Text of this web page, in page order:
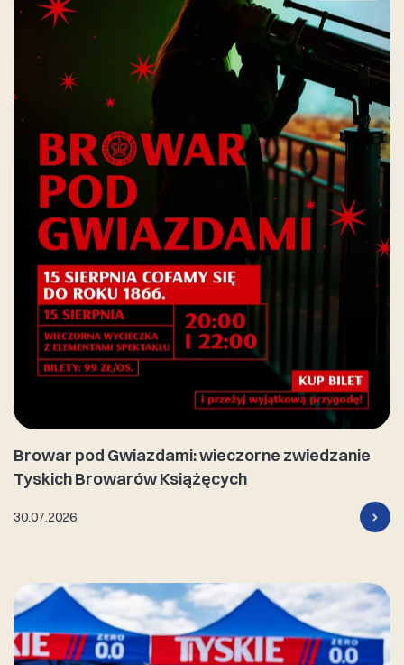
Browar pod Gwiazdami: wieczorne zwiedzanie
Tyskich Browarów Książęcych
30.07.2026